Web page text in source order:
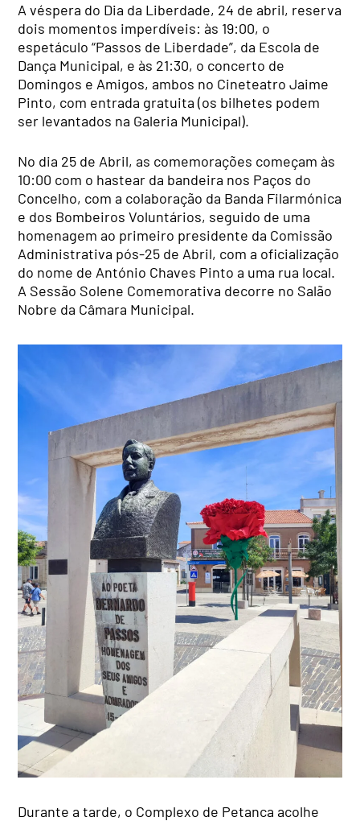
A véspera do Dia da Liberdade, 24 de abril, reserva
dois momentos imperdíveis: às 19:00, o
espetáculo “Passos de Liberdade”, da Escola de
Dança Municipal, e às 21:30, o concerto de
Domingos e Amigos, ambos no Cineteatro Jaime
Pinto, com entrada gratuita (os bilhetes podem
ser levantados na Galeria Municipal).
No dia 25 de Abril, as comemorações começam às
10:00 com o hastear da bandeira nos Paços do
Concelho, com a colaboração da Banda Filarmónica
e dos Bombeiros Voluntários, seguido de uma
homenagem ao primeiro presidente da Comissão
Administrativa pós-25 de Abril, com a oficialização
do nome de António Chaves Pinto a uma rua local.
A Sessão Solene Comemorativa decorre no Salão
Nobre da Câmara Municipal.
Durante a tarde, o Complexo de Petanca acolhe